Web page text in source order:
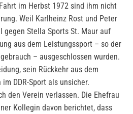
im Herbst 1972 sind ihm nicht
Weil Karlheinz Rost und Peter
gegen Stella Sports St. Maur auf
aus dem Leistungssport – so der
– ausgeschlossen wurden.
sein Rückkehr aus dem
DDR-Sport als unsicher.
den Verein verlassen. Die Ehefrau
Kollegin davon berichtet, dass